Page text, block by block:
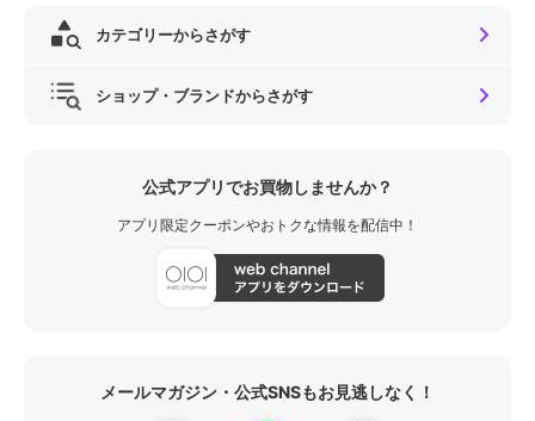
カテゴリーからさがす
ショップ・ブランドからさがす
公式アプリでお買物しませんか？
アプリ限定クーポンやおトクな情報を配信中！
メールマガジン・公式SNSもお見逃しなく！